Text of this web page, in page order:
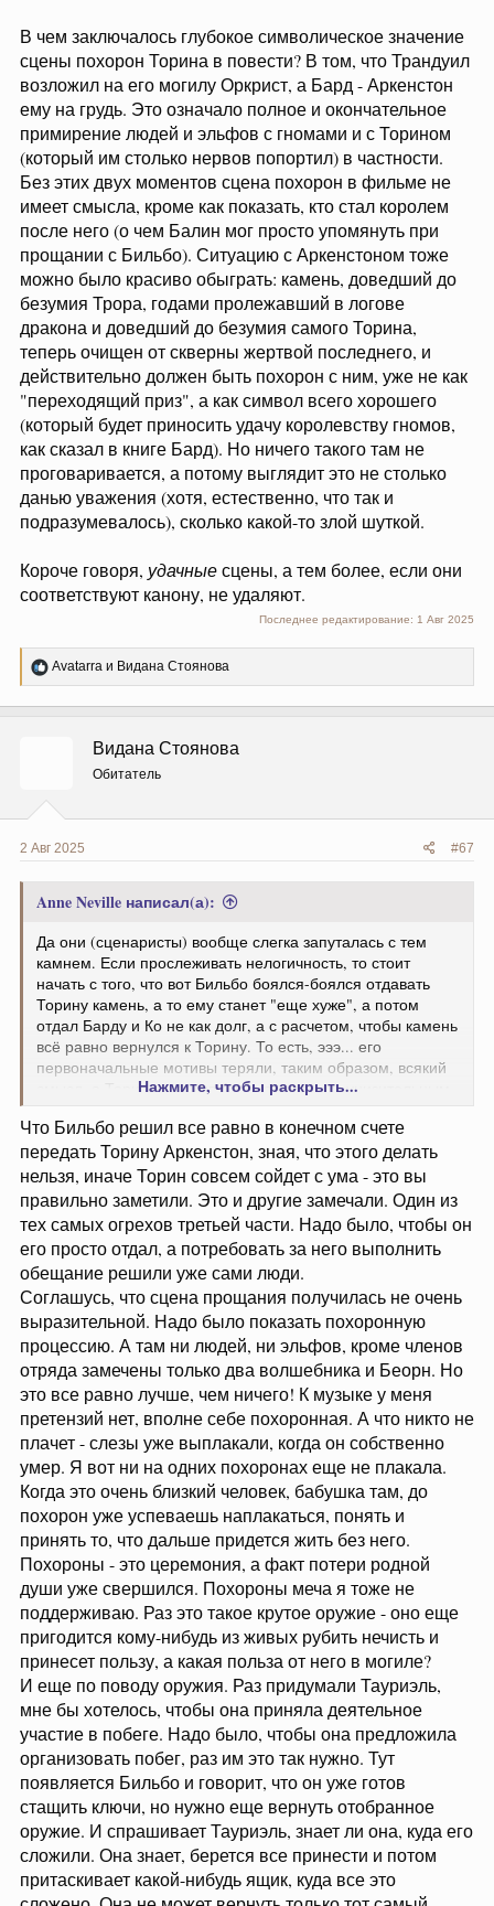
В чем заключалось глубокое символическое значение
сцены похорон Торина в повести? В том, что Трандуил
возложил на его могилу Оркрист, а Бард - Аркенстон
ему на грудь. Это означало полное и окончательное
примирение людей и эльфов с гномами и с Торином
(который им столько нервов попортил) в частности.
Без этих двух моментов сцена похорон в фильме не
имеет смысла, кроме как показать, кто стал королем
после него (о чем Балин мог просто упомянуть при
прощании с Бильбо). Ситуацию с Аркенстоном тоже
можно было красиво обыграть: камень, доведший до
безумия Трора, годами пролежавший в логове
дракона и доведший до безумия самого Торина,
теперь очищен от скверны жертвой последнего, и
действительно должен быть похорон с ним, уже не как
"переходящий приз", а как символ всего хорошего
(который будет приносить удачу королевству гномов,
как сказал в книге Бард). Но ничего такого там не
проговаривается, а потому выглядит это не столько
данью уважения (хотя, естественно, что так и
подразумевалось), сколько какой-то злой шуткой.
Короче говоря, удачныесцены, а тем более, если они
соответствуют канону, не удаляют.
Последнее редактирование: 1 Авг 2025
Р
Avatarra и Видана Стоянова
Видана Стоянова
Обитатель
2 Авг 2025 #67
Anne Neville написал(а):
Да они (сценаристы) вообще слегка запуталась с тем
камнем. Если прослеживать нелогичность, то стоит
начать с того, что вот Бильбо боялся-боялся отдавать
Торину камень, а то ему станет "еще хуже", а потом
отдал Барду и Ко не как долг, а с расчетом, чтобы камень
всё равно вернулся к Торину. То есть, эээ... его
первоначальные мотивы теряли, таким образом, всякий
смысл, а Торин, получив Аркенстон таким унизительным
собственно, и произошло - как вы справедливо заметили,
из-за самого факта такого над собой надругательства).
Там нужно было что-то изменить, например, что Бард и
Трандуил сами решилиторговатьс я с Торином за
камень, а не что Бильбо им это предложил.
Но дело даже не в отсутствии логики или
последовательности. Сама по себе сцена похорон
получилась какая-то... никакая. В ожидании расширенной
версии БПВ, я смотрела на иллюстрацию похорон
Торина Алана Ли и, в сочетании стемой похорон Джейн
Сеймур из "Тюдоров"
, рисовала себе нечто потрясающе
грандиозное и величественное! В общем, замечталась. А
в итоге получила какую-то уныльщину. Эти молчаливые
хаотичные похождения под скучную (даже не
оригинальную) музыку, неловкий Бильбо, безуспешно
пытающийся выдавить из себя слезу, а Торин вообще
лежит не по центру (позор!)! Правда, в
неиспользованных материалах еще осталась надгробная
эпитафия в исполнении Гэндальфа, но она тоже звучала
скучно и ничего не добавляла ни к характеру, ни к
жизненному пути Торина и его племянников. Не знаю, у
кого как, а у меня эта сцена, к моему величайшему
удивлению, не вызвала абсолютно никаких чувств и
никакого катарсиса. Сравните, например, с похоронами
павших в битве за Винтерфелл - то ведь совсем другое
дело! Там и грамотно прописанная речь имеется, и
глубокий символический смысл, и даже закрытие одного
гештальта. Помню, после 4 серии 8 сезона я подумала,
что - ну ок, условная "сцена похорон Теона"
компенсировала неудачную сцену похорон Торина. Или
еще вот: похороны Генриха V в 1 сезоне "Пустой короны"
- тоже самое, что и с ИП, то есть отличная тематическая
сцена.
В чем заключалось глубокое символическое значение
сцены похорон Торина в повести? В том, что Трандуил
Нажмите, чтобы раскрыть...
Что Бильбо решил все равно в конечном счете
передать Торину Аркенстон, зная, что этого делать
нельзя, иначе Торин совсем сойдет с ума - это вы
правильно заметили. Это и другие замечали. Один из
тех самых огрехов третьей части. Надо было, чтобы он
его просто отдал, а потребовать за него выполнить
обещание решили уже сами люди.
Соглашусь, что сцена прощания получилась не очень
выразительной. Надо было показать похоронную
процессию. А там ни людей, ни эльфов, кроме членов
отряда замечены только два волшебника и Беорн. Но
это все равно лучше, чем ничего! К музыке у меня
претензий нет, вполне себе похоронная. А что никто не
плачет - слезы уже выплакали, когда он собственно
умер. Я вот ни на одних похоронах еще не плакала.
Когда это очень близкий человек, бабушка там, до
похорон уже успеваешь наплакаться, понять и
принять то, что дальше придется жить без него.
Похороны - это церемония, а факт потери родной
души уже свершился. Похороны меча я тоже не
поддерживаю. Раз это такое крутое оружие - оно еще
пригодится кому-нибудь из живых рубить нечисть и
принесет пользу, а какая польза от него в могиле?
И еще по поводу оружия. Раз придумали Тауриэль,
мне бы хотелось, чтобы она приняла деятельное
участие в побеге. Надо было, чтобы она предложила
организовать побег, раз им это так нужно. Тут
появляется Бильбо и говорит, что он уже готов
стащить ключи, но нужно еще вернуть отобранное
оружие. И спрашивает Тауриэль, знает ли она, куда его
сложили. Она знает, берется все принести и потом
притаскивает какой-нибудь ящик, куда все это